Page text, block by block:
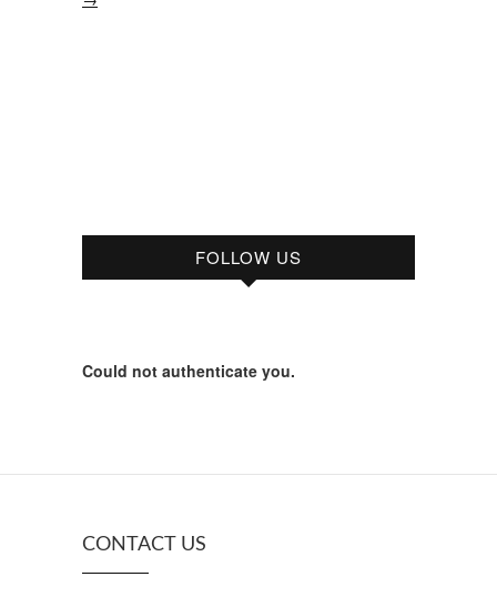
FOLLOW US
Could not authenticate you.
CONTACT US